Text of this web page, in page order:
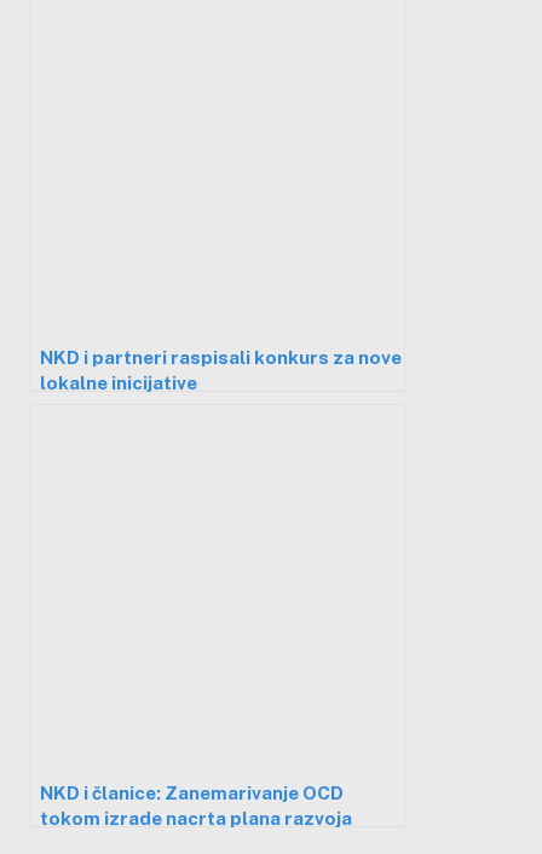
NKD i partneri raspisali konkurs za nove
lokalne inicijative
NKD i članice: Zanemarivanje OCD
tokom izrade nacrta plana razvoja